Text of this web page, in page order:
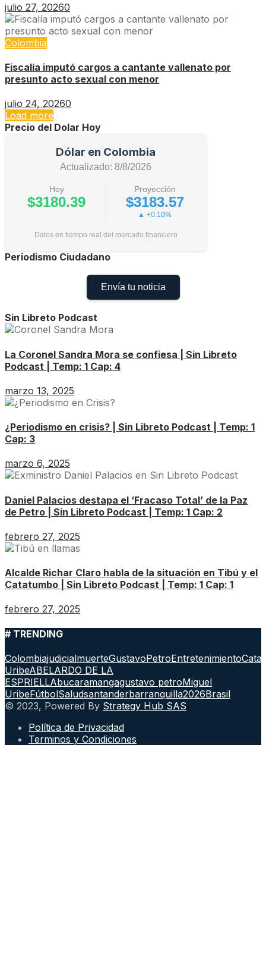
julio 27, 20260
Colombia
Fiscalía imputó cargos a cantante vallenato por
presunto acto sexual con menor
julio 24, 20260
Load more
Precio del Dolar Hoy
Dólar en Colombia
Actualizado: 8/8/2026
Hoy
$3180.39
Proyección
$3183.57
▲ +0.10%
Datos en tiempo real del mercado financiero
Periodismo Ciudadano
Envía tu noticia
Sin Libreto Podcast
La Coronel Sandra Mora se confiesa | Sin Libreto
Podcast | Temp: 1 Cap: 4
marzo 13, 2025
¿Periodismo en crisis? | Sin Libreto Podcast | Temp: 1
Cap: 3
marzo 6, 2025
Daniel Palacios destapa el ‘Fracaso Total’ de la Paz
de Petro | Sin Libreto Podcast | Temp: 1 Cap: 2
febrero 27, 2025
Alcalde Richar Claro habla de la situación en Tibú y el
Catatumbo | Sin Libreto Podcast | Temp: 1 Cap: 1
febrero 27, 2025
# TRENDING
ColombiajudicialmuerteGustavoPetroEntretenimiento
UribeABELARDO DE LA
ESPRIELLAbucaramangagustavo petroMiguel
UribeFútbolSaludsantanderbarranquilla2026Brasil
© 2023, Powered By Strategy Hub SAS
Política de Privacidad
Terminos y Condiciones